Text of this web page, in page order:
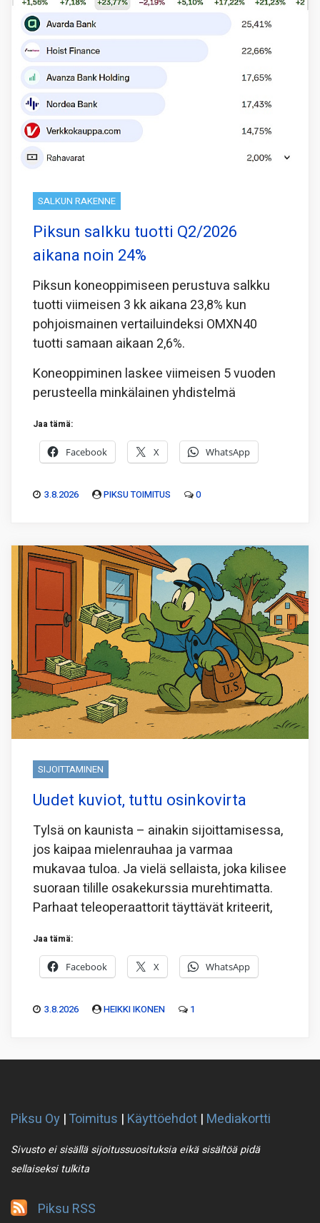
SALKUN RAKENNE
Piksun salkku tuotti Q2/2026
aikana noin 24%
Piksun koneoppimiseen perustuva salkku
tuotti viimeisen 3 kk aikana 23,8% kun
pohjoismainen vertailuindeksi OMXN40
tuotti samaan aikaan 2,6%.
Koneoppiminen laskee viimeisen 5 vuoden
perusteella minkälainen yhdistelmä
Jaa tämä:
Facebook X WhatsApp
3.8.2026 PIKSU TOIMITUS 0
SIJOITTAMINEN
Uudet kuviot, tuttu osinkovirta
Tylsä on kaunista – ainakin sijoittamisessa,
jos kaipaa mielenrauhaa ja varmaa
mukavaa tuloa. Ja vielä sellaista, joka kilisee
suoraan tilille osakekurssia murehtimatta.
Parhaat teleoperaattorit täyttävät kriteerit,
Jaa tämä:
Facebook X WhatsApp
3.8.2026 HEIKKI IKONEN 1
Piksu Oy |Toimitus | Käyttöehdot | Mediakortti
Sivusto ei sisällä sijoitussuosituksia eikä sisältöä pidä
sellaiseksi tulkita
Piksu RSS